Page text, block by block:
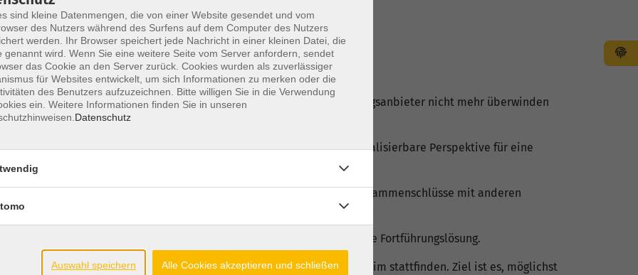
nach Kursangeboten,
tragfähiger Bildungsmaßnahmen,
ab 2026 und
Steinmaate in Nordhorn.
gebracht, die sie aus eigener Kraft als „kleiner“ Bildungsanbieter nicht mehr überwinden
und wirtschaftlich tragfähig aufzustellen, ergab sich keine realisierbare Perspektive für eine
geprüft, ob eine Zukunft der FABI durch Kooperationen oder Zusammenschlüsse mit anderen
werden kann.
Gespräche verliefen konstruktiv, ergaben jedoch keine tragfähige Fortführungslösung.
konstruktive Abstimmungen mit der VHS Landkreis Grafschaft Bentheim stattfinden. Ziel ist es, möglichst
sind kleine Datenmengen, die von einer Website gesendet und vom
des Nutzers während des Surfens auf dem Computer des Nutzers
werden. Ihr Browser speichert jede Nachricht in einer kleinen Datei, die
genannt wird. Wenn Sie eine weitere Seite vom Server anfordern, sendet
das Cookie an den Server zurück. Cookies wurden als zuverlässiger
für Websites entwickelt, um sich Informationen zu merken oder die
des Benutzers aufzuzeichnen. Bitte willigen Sie in die Verwendung
ein. Weitere Informationen finden Sie in unseren
Datenschutz
Auswahl speichern Alle Cookies akzeptieren und schließen